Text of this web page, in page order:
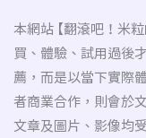
本網站 【翻滾吧！米
買、體驗、試用過後
薦，而是以當下實際
者商業合作，則會於
文章及圖片、影像均